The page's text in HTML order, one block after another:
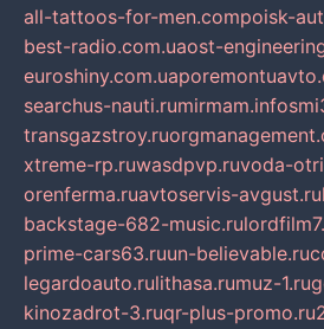
all-tattoos-for-men.compoisk-
best-radio.com.uaost-
euroshiny.com.ua
searchus-nauti.rumirmam.info
transgazstroy.ru
xtreme-rp.ruwasdpvp.ruvoda-
orenferma.ruavtoservis-avgust.ru
backstage-682-music.ru
prime-cars63.ruun-believable.ru
legardoauto.rulithasa.rumuz-1.ru
kinozadrot-3.ruqr-plus-promo.ru